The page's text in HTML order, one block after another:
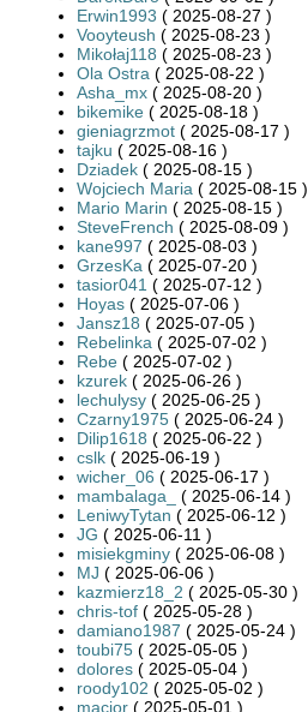
Erwin1993 ( 2025-08-27 )
Vooyteush ( 2025-08-23 )
Mikołaj118 ( 2025-08-23 )
Ola Ostra ( 2025-08-22 )
Asha_mx ( 2025-08-20 )
bikemike ( 2025-08-18 )
gieniagrzmot ( 2025-08-17 )
tajku ( 2025-08-16 )
Dziadek ( 2025-08-15 )
Wojciech Maria ( 2025-08-15 )
Mario Marin ( 2025-08-15 )
SteveFrench ( 2025-08-09 )
kane997 ( 2025-08-03 )
GrzesKa ( 2025-07-20 )
tasior041 ( 2025-07-12 )
Hoyas ( 2025-07-06 )
Jansz18 ( 2025-07-05 )
Rebelinka ( 2025-07-02 )
Rebe ( 2025-07-02 )
kzurek ( 2025-06-26 )
lechulysy ( 2025-06-25 )
Czarny1975 ( 2025-06-24 )
Dilip1618 ( 2025-06-22 )
cslk ( 2025-06-19 )
wicher_06 ( 2025-06-17 )
mambalaga_
( 2025-06-14 )
LeniwyTytan ( 2025-06-12 )
JG ( 2025-06-11 )
misiekgminy ( 2025-06-08 )
MJ ( 2025-06-06 )
kazmierz18_2 ( 2025-05-30 )
chris-tof ( 2025-05-28 )
damiano1987 ( 2025-05-24 )
toubi75 ( 2025-05-05 )
dolores ( 2025-05-04 )
roody102 ( 2025-05-02 )
macior ( 2025-05-01 )